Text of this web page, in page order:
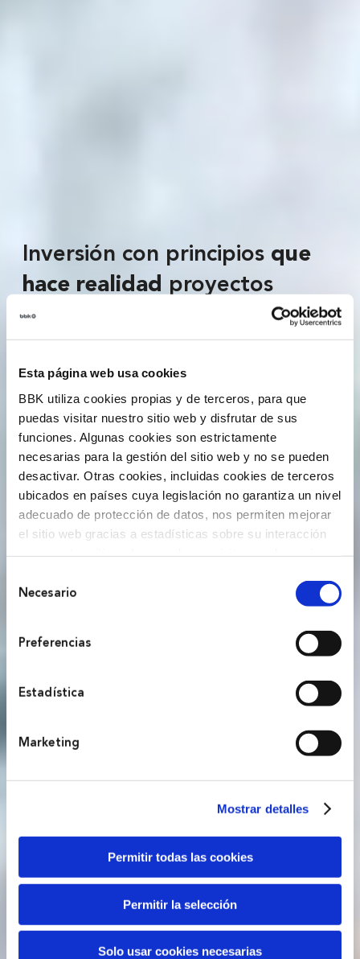
Esta página web usa cookies
BBK utiliza cookies propias y de terceros, para que
puedas visitar nuestro sitio web y disfrutar de sus
funciones. Algunas cookies son estrictamente
necesarias para la gestión del sitio web y no se pueden
desactivar. Otras cookies, incluidas cookies de terceros
ubicados en países cuya legislación no garantiza un nivel
adecuado de protección de datos, nos permiten mejorar
el sitio web gracias a estadísticas sobre su interacción
el uso que haga del sitio web con nuestros partners de
información que les haya proporcionado o que hayan
recopilado a partir del uso que haya hecho de sus
preferencias.
Necesario
Preferencias
Estadística
Marketing
Mostrar detalles
Permitir todas las cookies
Permitir la selección
Solo usar cookies necesarias
Inversión con principiosque
hace realidad proyectos
sociales
Quiero saber más